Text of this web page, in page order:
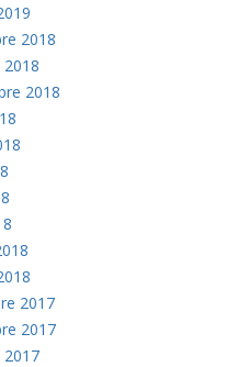
2018
2018
2017
2017